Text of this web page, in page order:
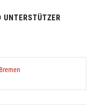
UNTERSTÜTZER